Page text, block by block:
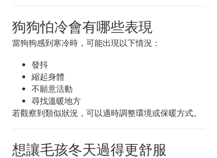
狗狗怕冷會有哪些表現
當狗狗感到寒冷時，可能出現以下情況：
發抖
縮起身體
不願意活動
尋找溫暖地方
若觀察到類似狀況，可以適時調整環境或保暖方式。
想讓毛孩冬天過得更舒服